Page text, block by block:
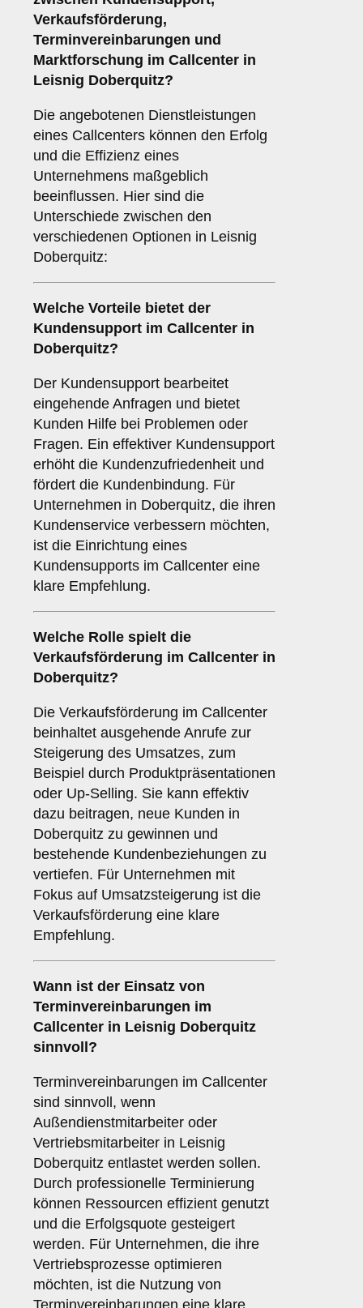
Verkaufsförderung,
Terminvereinbarungen und
Marktforschung im Callcenter in
Leisnig Doberquitz?
Die angebotenen Dienstleistungen
eines Callcenters können den Erfolg
und die Effizienz eines
Unternehmens maßgeblich
beeinflussen. Hier sind die
Unterschiede zwischen den
verschiedenen Optionen in Leisnig
Doberquitz:
Welche Vorteile bietet der
Kundensupport im Callcenter in
Doberquitz?
Der Kundensupport bearbeitet
eingehende Anfragen und bietet
Kunden Hilfe bei Problemen oder
Fragen. Ein effektiver Kundensupport
erhöht die Kundenzufriedenheit und
fördert die Kundenbindung. Für
Unternehmen in Doberquitz, die ihren
Kundenservice verbessern möchten,
ist die Einrichtung eines
Kundensupports im Callcenter eine
klare Empfehlung.
Welche Rolle spielt die
Verkaufsförderung im Callcenter in
Doberquitz?
Die Verkaufsförderung im Callcenter
beinhaltet ausgehende Anrufe zur
Steigerung des Umsatzes, zum
Beispiel durch Produktpräsentationen
oder Up-Selling. Sie kann effektiv
dazu beitragen, neue Kunden in
Doberquitz zu gewinnen und
bestehende Kundenbeziehungen zu
vertiefen. Für Unternehmen mit
Fokus auf Umsatzsteigerung ist die
Verkaufsförderung eine klare
Empfehlung.
Wann ist der Einsatz von
Terminvereinbarungen im
Callcenter in Leisnig Doberquitz
sinnvoll?
Terminvereinbarungen im Callcenter
sind sinnvoll, wenn
Außendienstmitarbeiter oder
Vertriebsmitarbeiter in Leisnig
Doberquitz entlastet werden sollen.
Durch professionelle Terminierung
können Ressourcen effizient genutzt
und die Erfolgsquote gesteigert
werden. Für Unternehmen, die ihre
Vertriebsprozesse optimieren
möchten, ist die Nutzung von